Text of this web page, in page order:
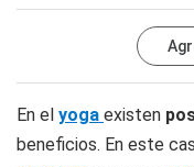
En el yoga existen
beneficios. En este